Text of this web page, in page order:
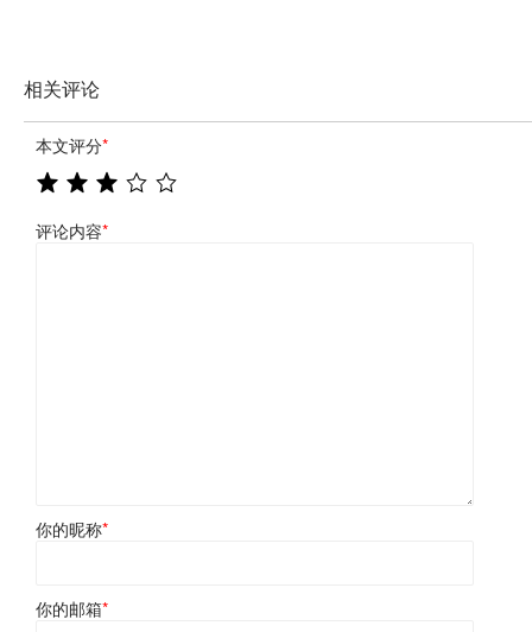
相关评论
本文评分*
评论内容*
你的昵称*
你的邮箱*